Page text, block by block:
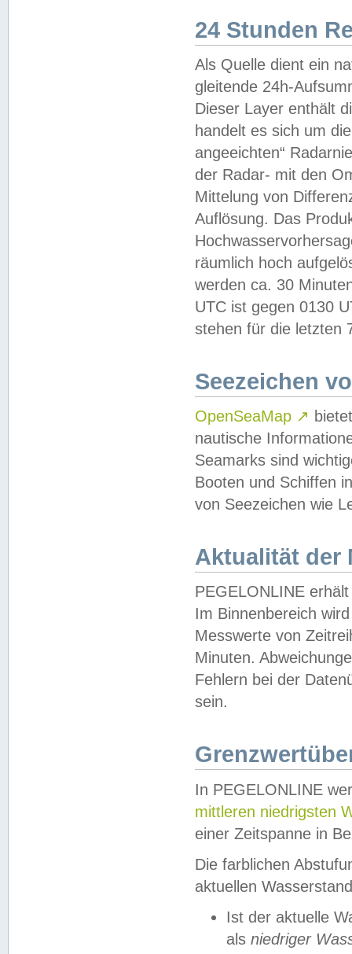
24 Stunden
Als Quelle dient ein
gleitende 24h-
Dieser Layer enthält
handelt es sich um
angeeichten“
der Radar- mit den
Mittelung von
Auflösung. Das
räumlich hoch
werden ca. 30
UTC ist gegen 0130
stehen für die letzten
Seezeichen
OpenSeaMap ↗
nautische
Seamarks sind
Booten und Schiffen
von Seezeichen wie
Aktualität der
PEGELONLINE
Im Binnenbereich
Messwerte von
Minuten.
Fehlern bei der
sein.
In PEGELONLINE
mittleren niedrigsten
einer Zeitspanne in
Die farblichen
aktuellen
Ist der aktuelle
als niedriger